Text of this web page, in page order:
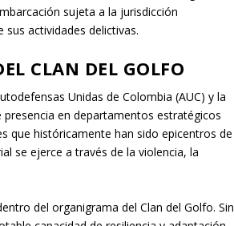
→
ante las autoridades de Estados
la intención de distribuir cinco kilogramos o
sujeta a la jurisdicción